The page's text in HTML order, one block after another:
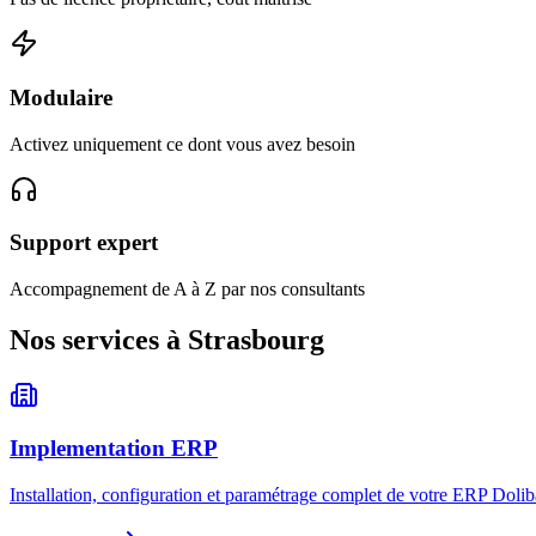
Modulaire
Activez uniquement ce dont vous avez besoin
Support expert
Accompagnement de A à Z par nos consultants
Nos services à Strasbourg
Implementation ERP
Installation, configuration et paramétrage complet de votre ERP